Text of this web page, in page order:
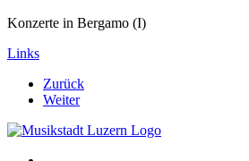
Konzerte in Bergamo (I)
Links
Zurück
Weiter